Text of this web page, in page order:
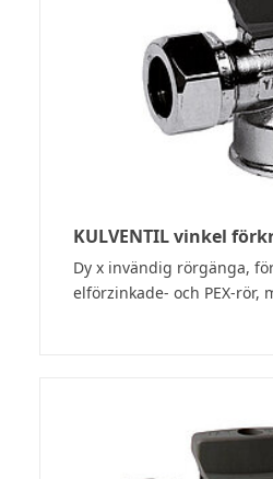
KULVENTIL vinkel
Dy x invändig rörgänga,
elförzinkade- och PEX-rör,